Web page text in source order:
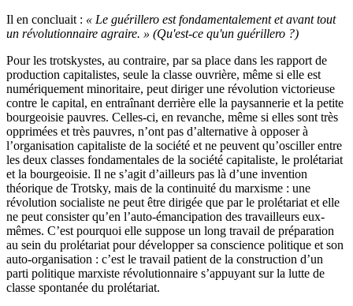
Il en concluait : « Le guérillero est fondamentalement et avant tout
un révolutionnaire agraire. » (Qu'est-ce qu'un guérillero ?)
Pour les trotskystes, au contraire, par sa place dans les rapport de
production capitalistes, seule la classe ouvrière, même si elle est
numériquement minoritaire, peut diriger une révolution victorieuse
contre le capital, en entraînant derrière elle la paysannerie et la petite
bourgeoisie pauvres. Celles-ci, en revanche, même si elles sont très
opprimées et très pauvres, n’ont pas d’alternative à opposer à
l’organisation capitaliste de la société et ne peuvent qu’osciller entre
les deux classes fondamentales de la société capitaliste, le prolétariat
et la bourgeoisie. Il ne s’agit d’ailleurs pas là d’une invention
théorique de Trotsky, mais de la continuité du marxisme : une
révolution socialiste ne peut être dirigée que par le prolétariat et elle
ne peut consister qu’en l’auto-émancipation des travailleurs eux-
mêmes. C’est pourquoi elle suppose un long travail de préparation
au sein du prolétariat pour développer sa conscience politique et son
auto-organisation : c’est le travail patient de la construction d’un
parti politique marxiste révolutionnaire s’appuyant sur la lutte de
classe spontanée du prolétariat.